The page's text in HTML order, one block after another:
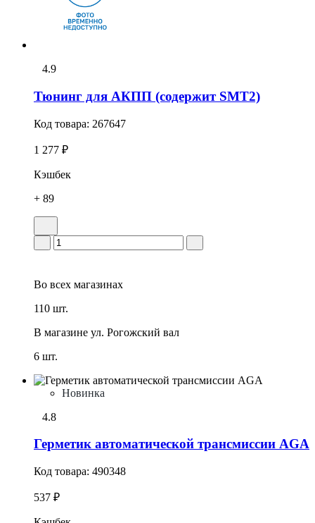
4.9
Тюнинг для АКПП (содержит SMT2)
Код товара: 267647
1 277 ₽
Кэшбек
+ 89
Во всех магазинах
110 шт.
В магазине ул. Рогожский вал
6 шт.
Новинка
4.8
Герметик автоматической трансмиссии AGA
Код товара: 490348
537 ₽